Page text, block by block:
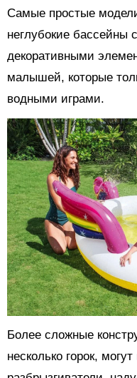
Самые простые
неглубокие бассейны
декоративными
малышей, которые
водными играми.
Более сложные
несколько горок,